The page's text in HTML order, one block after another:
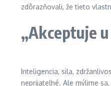
zdôrazňovali, že tieto
„Akceptuje
Inteligencia, sila,
neprijateľné. Ale mýlime